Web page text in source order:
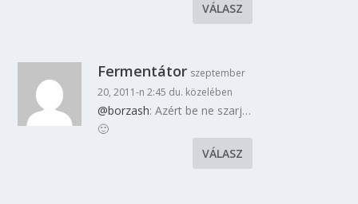
VÁLASZ
Fermentátor szeptember
20, 2011-n 2:45 du. közelében
@borzash: Azért be ne szarj…
🙂
VÁLASZ